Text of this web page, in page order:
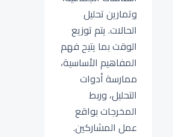
وتمارين تحليل
الحالات. يتم توزيع
الوقت بما يتيح فهم
المفاهيم الأساسية،
ممارسة أدوات
التحليل، وربط
المخرجات بواقع
عمل المشاركين.